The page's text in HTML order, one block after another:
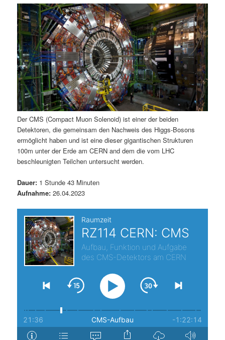
ä
r
e
n
I
n
h
l
t
s
p
n
n
d
ä
r
e
n
I
h
a
l
t
r
n
a
v
i
g
a
t
i
o
n
Der CMS (Compact Muon Solenoid) ist einer der beiden
Detektoren, die gemeinsam den Nachweis des Higgs-Bosons
ermöglicht haben und ist eine dieser gigantischen Strukturen
100m unter der Erde am CERN and dem die vom LHC
beschleunigten Teilchen untersucht werden.
Dauer: 1 Stunde 43 Minuten
Aufnahme: 26.04.2023